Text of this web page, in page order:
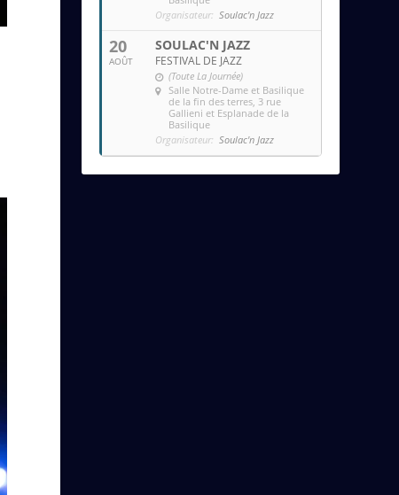
Organisateur: Soulac'n Jazz
20
AOÛT
SOULAC'N JAZZ
FESTIVAL DE JAZZ
(Toute La Journée)
Salle Notre-Dame et Basilique
de la fin des terres , 3 rue
Gallieni et Esplanade de la
Basilique
Organisateur: Soulac'n Jazz